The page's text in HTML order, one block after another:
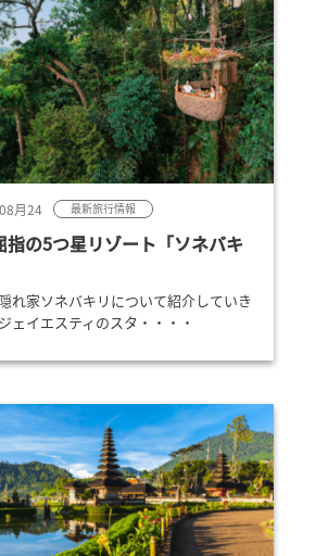
月24 最新旅行情報
指の5つ星リゾート「ソネバキ
れ家ソネバキリについて紹介していき
ェイエスティのスタ・・・・